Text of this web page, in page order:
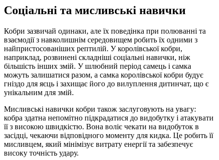
Соціальні та мисливські навички
Кобри зазвичай одинаки, але їх поведінка при полюванні та
взаємодії з навколишнім середовищем робить їх одними з
найпристосованіших рептилій. У королівської кобри,
наприклад, розвинені складніші соціальні навички, ніж
більшість інших змій. У шлюбний період самець і самка
можуть залишатися разом, а самка королівської кобри будує
гніздо для яєць і захищає його до вилуплення дитинчат, що є
унікальним для змій.
Мисливські навички кобри також заслуговують на увагу:
кобра здатна непомітно підкрадатися до видобутку і атакувати
її з високою швидкістю. Вона воліє чекати на видобуток в
засідці, чекаючи відповідного моменту для кидка. Це робить її
мисливцем, який мінімізує витрату енергії та забезпечує
високу точність удару.